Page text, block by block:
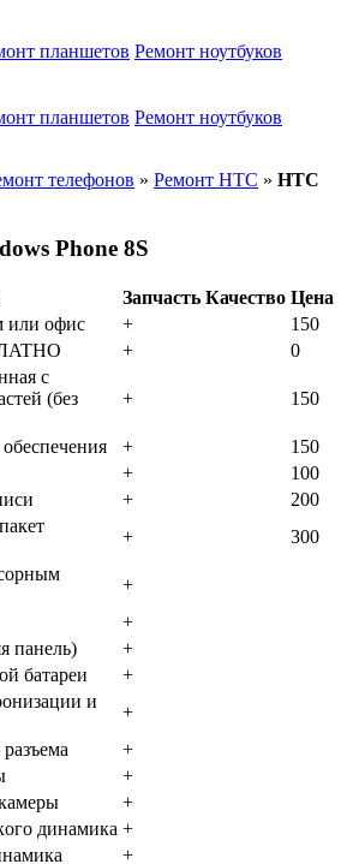
планшетов Ремонт ноутбуков
планшетов Ремонт ноутбуков
телефонов » Ремонт HTC » HTC
Phone 8S
Запчасть Качество Цена
или oфиc
+
150
+
0
с
(бeз
+ 150
+
150
+
100
+
200
+
300
+
+
пaнeль)
+
бaтapeи
+
и
+
+
+
+
динaмикa +
+